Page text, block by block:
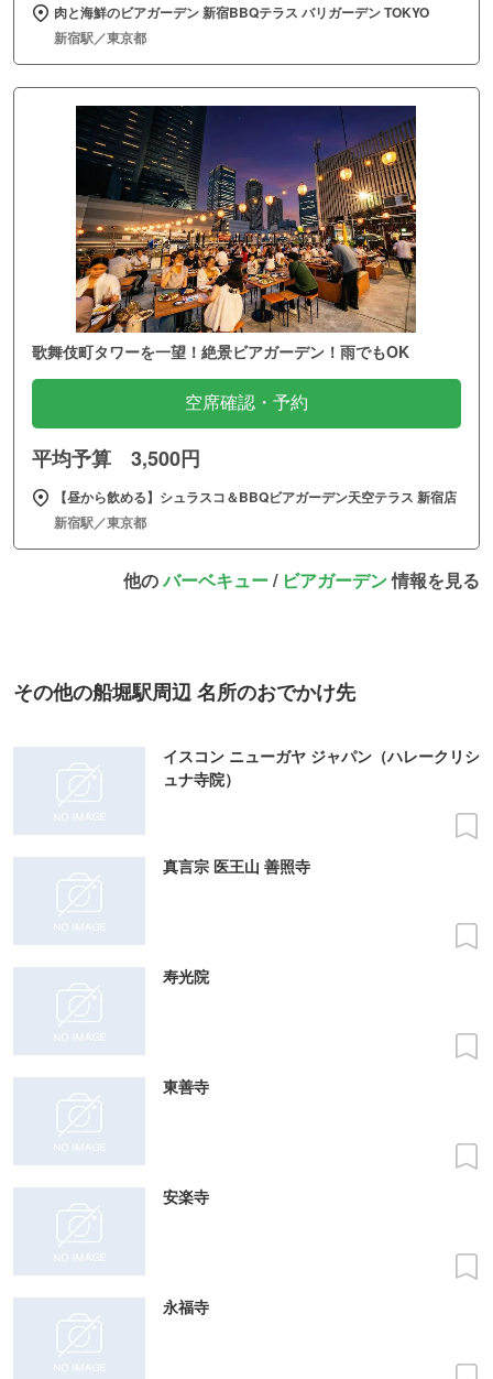
肉と海鮮のビアガーデン 新宿BBQテラス バリガーデン TOKYO
新宿駅／東京都
歌舞伎町タワーを一望！絶景ビアガーデン！雨でもOK
空席確認・予約
平均予算 3,500円
【昼から飲める】シュラスコ＆BBQビアガーデン天空テラス 新宿店
新宿駅／東京都
他のバーベキュー/ ビアガーデン情報を見る
その他の船堀駅周辺 名所のおでかけ先
イスコン ニューガヤ ジャパン（ハレークリシ
ュナ寺院）
真言宗 医王山 善照寺
寿光院
東善寺
安楽寺
永福寺